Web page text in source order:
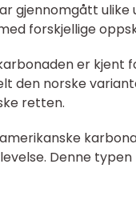
gjennomgått ulike
forskjellige
er kjent
den norske
retten.
Denne